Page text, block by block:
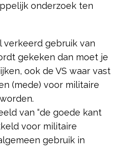
onderzoek ten
verkeerd gebruik van
gekeken dan moet je
ook de VS waar vast
(mede) voor militaire
van “de goede kant
voor militaire
gebruik in